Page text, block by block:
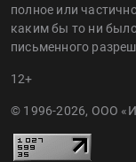
полное или
каким бы то ни
письменного
12+
© 1996-2026, ООО